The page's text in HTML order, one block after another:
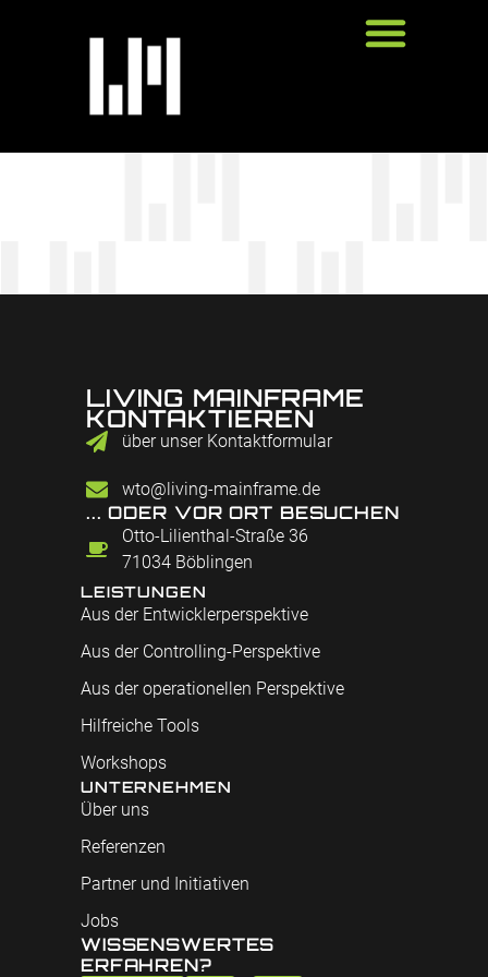
LIVING MAINFRAME
KONTAKTIEREN
über unser Kontaktformular
wto@living-mainframe.de
... ODER VOR ORT BESUCHEN
Otto-Lilienthal-Straße 36
71034 Böblingen
LEISTUNGEN
Aus der Entwicklerperspektive
Aus der Controlling-Perspektive
Aus der operationellen Perspektive
Hilfreiche Tools
Workshops
UNTERNEHMEN
Über uns
Referenzen
Partner und Initiativen
Jobs
WISSENSWERTES
ERFAHREN?